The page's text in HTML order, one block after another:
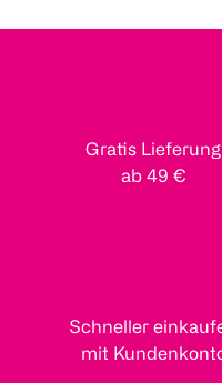
Gratis Lieferung
ab 49 €
Schneller
mit